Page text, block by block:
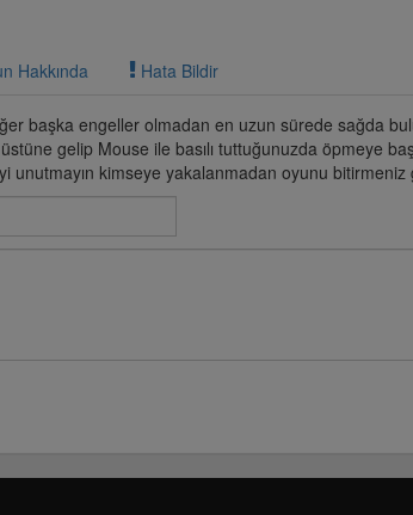
Hakkında Hata Bildir
başka engeller olmadan en uzun sürede sağda
gelip Mouse ile basılı tuttuğunuzda öpmeye
unutmayın kimseye yakalanmadan oyunu bitirmeniz